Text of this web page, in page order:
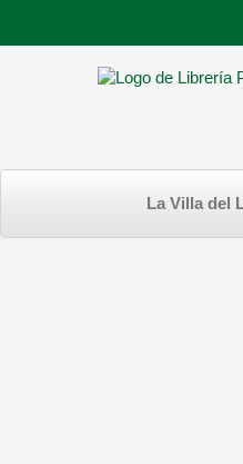
La Villa del